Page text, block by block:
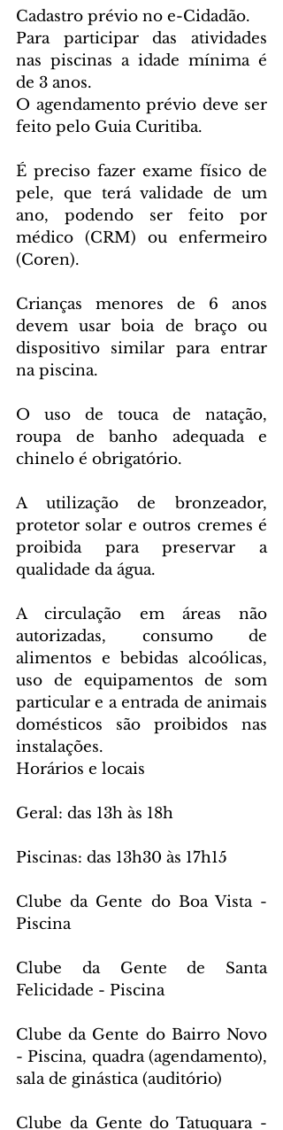
Cadastro prévio no e-Cidadão.
Para participar das atividades
nas piscinas a idade mínima é
de 3 anos.
O agendamento prévio deve ser
feito pelo Guia Curitiba.
É preciso fazer exame físico de
pele, que terá validade de um
ano, podendo ser feito por
médico (CRM) ou enfermeiro
(Coren).
Crianças menores de 6 anos
devem usar boia de braço ou
dispositivo similar para entrar
na piscina.
O uso de touca de natação,
roupa de banho adequada e
chinelo é obrigatório.
A utilização de bronzeador,
protetor solar e outros cremes é
proibida para preservar a
qualidade da água.
A circulação em áreas não
autorizadas, consumo de
alimentos e bebidas alcoólicas,
uso de equipamentos de som
particular e a entrada de animais
domésticos são proibidos nas
instalações.
Horários e locais
Geral: das 13h às 18h
Piscinas: das 13h30 às 17h15
Clube da Gente do Boa Vista -
Piscina
Clube da Gente de Santa
Felicidade - Piscina
Clube da Gente do Bairro Novo
- Piscina, quadra (agendamento),
sala de ginástica (auditório)
Clube da Gente do Tatuquara -